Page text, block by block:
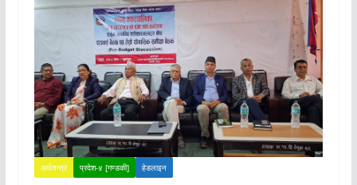
अर्थतन्त्र प्रदेश-४ [गण्डकी] हेडलाइन